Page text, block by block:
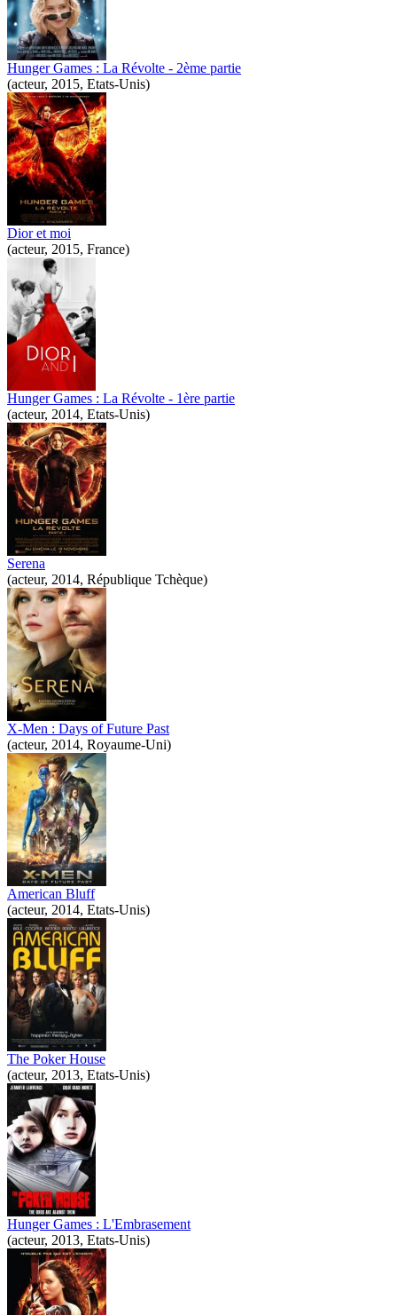
Hunger Games : La Révolte - 2ème partie
(acteur, 2015, Etats-Unis)
Dior et moi
(acteur, 2015, France)
Hunger Games : La Révolte - 1ère partie
(acteur, 2014, Etats-Unis)
Serena
(acteur, 2014, République Tchèque)
X-Men : Days of Future Past
(acteur, 2014, Royaume-Uni)
American Bluff
(acteur, 2014, Etats-Unis)
The Poker House
(acteur, 2013, Etats-Unis)
Hunger Games : L'Embrasement
(acteur, 2013, Etats-Unis)